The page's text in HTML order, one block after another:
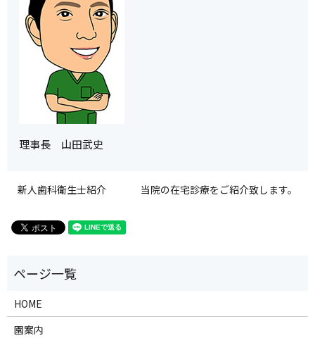
理事長 山田武史
新人歯科衛生士紹介 当院の在宅診療をご紹介致します。
HOME
園案内